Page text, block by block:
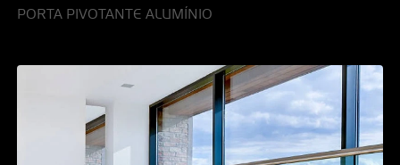
PORTA PIVOTANTE ALUMÍNIO